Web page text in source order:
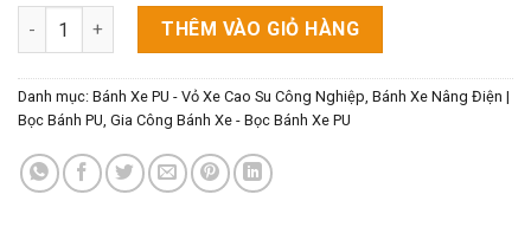
Đắp Cao Su Con Lăn - Trục Rulo Dài 1m số lượng
THÊM VÀO GIỎ HÀNG
Danh mục: Bánh Xe PU - Vỏ Xe Cao Su Công Nghiệp, Bánh Xe Nâng Điện |
Bọc Bánh PU, Gia Công Bánh Xe - Bọc Bánh Xe PU